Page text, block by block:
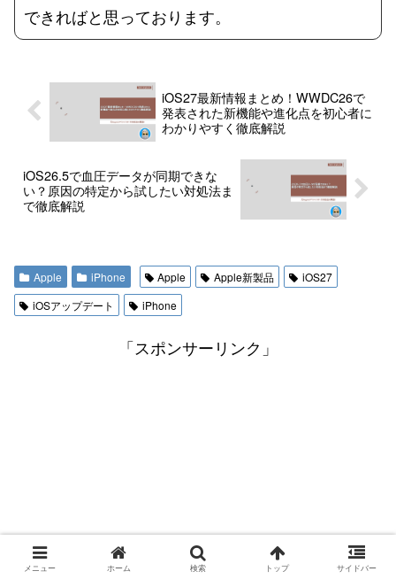
できればと思っております。
iOS27最新情報まとめ！WWDC26で
発表された新機能や進化点を初心者に
わかりやすく徹底解説
iOS26.5で血圧データが同期できな
い？原因の特定から試したい対処法ま
で徹底解説
Apple iPhone Apple Apple新製品
iOS27
iOSアップデート
iPhone
「スポンサーリンク」
メニュー ホーム 検索 トップ サイドバー